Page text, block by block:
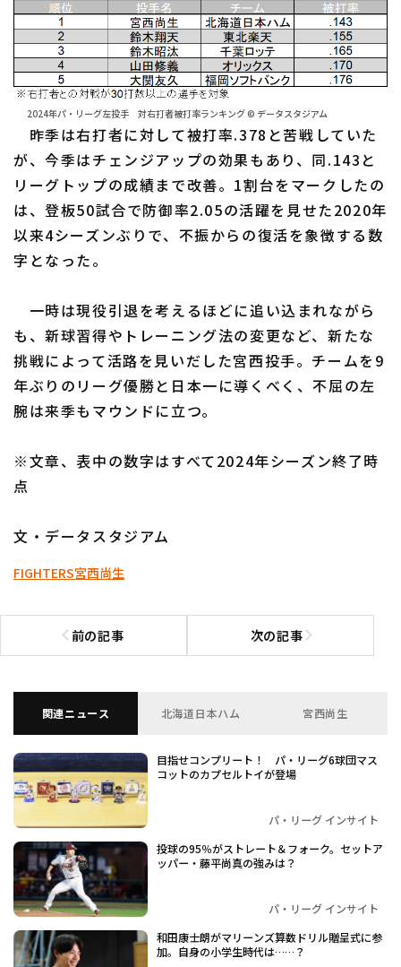
2024年パ・リーグ左投手 対右打者被打率ランキング © データスタジアム
昨季は右打者に対して被打率.378と苦戦していた
が、今季はチェンジアップの効果もあり、同.143と
リーグトップの成績まで改善。1割台をマークしたの
は、登板50試合で防御率2.05の活躍を見せた2020年
以来4シーズンぶりで、不振からの復活を象徴する数
字となった。
一時は現役引退を考えるほどに追い込まれながら
も、新球習得やトレーニング法の変更など、新たな
挑戦によって活路を見いだした宮西投手。チームを9
年ぶりのリーグ優勝と日本一に導くべく、不屈の左
腕は来季もマウンドに立つ。
※文章、表中の数字はすべて2024年シーズン終了時
点
文・データスタジアム
FIGHTERS宮西尚生
前の記事
前の記事へ 次の記事次の記事へ
関連ニュース 北海道日本ハム 宮西尚生
目指せコンプリート！ パ・リーグ6球団マス
コットのカプセルトイが登場
パ・リーグ インサイト
投球の95％がストレート＆フォーク。セットア
ッパー・藤平尚真の強みは？
パ・リーグ インサイト
和田康士朗がマリーンズ算数ドリル贈呈式に参
加。自身の小学生時代は……？